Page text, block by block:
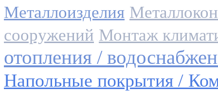
Металлоизделия
сооружений Монтаж
отопления /
Напольные покрытия /